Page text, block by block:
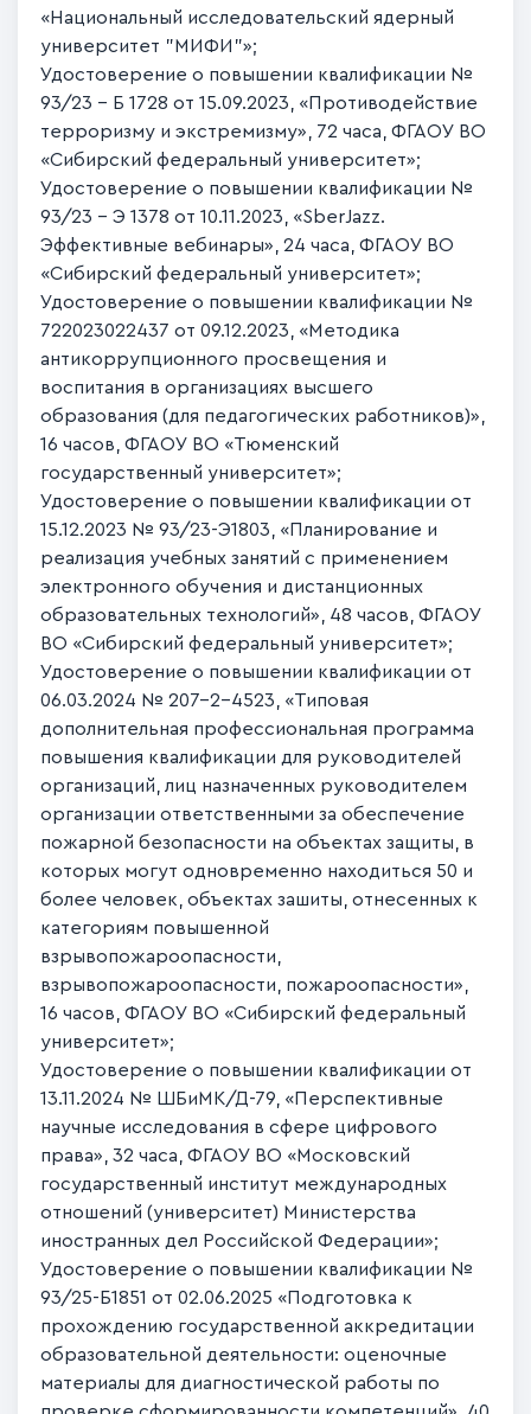
«Национальный исследовательский ядерный
университет "МИФИ"»;
Удостоверение о повышении квалификации №
93/23 - Б 1728 от 15.09.2023, «Противодействие
терроризму и экстремизму», 72 часа, ФГАОУ ВО
«Сибирский федеральный университет»;
Удостоверение о повышении квалификации №
93/23 - Э 1378 от 10.11.2023, «SberJazz.
Эффективные вебинары», 24 часа, ФГАОУ ВО
«Сибирский федеральный университет»;
Удостоверение о повышении квалификации №
722023022437 от 09.12.2023, «Методика
антикоррупционного просвещения и
воспитания в организациях высшего
образования (для педагогических работников)»,
16 часов, ФГАОУ ВО «Тюменский
государственный университет»;
Удостоверение о повышении квалификации от
15.12.2023 № 93/23-Э1803, «Планирование и
реализация учебных занятий с применением
электронного обучения и дистанционных
образовательных технологий», 48 часов, ФГАОУ
ВО «Сибирский федеральный университет»;
Удостоверение о повышении квалификации от
06.03.2024 № 207-2-4523, «Типовая
дополнительная профессиональная программа
повышения квалификации для руководителей
организаций, лиц назначенных руководителем
организации ответственными за обеспечение
пожарной безопасности на объектах защиты, в
которых могут одновременно находиться 50 и
более человек, объектах зашиты, отнесенных к
категориям повышенной
взрывопожароопасности,
взрывопожароопасности, пожароопасности»,
16 часов, ФГАОУ ВО «Сибирский федеральный
университет»;
Удостоверение о повышении квалификации от
13.11.2024 № ШБиМК/Д-79, «Перспективные
научные исследования в сфере цифрового
права», 32 часа, ФГАОУ ВО «Московский
государственный институт международных
отношений (университет) Министерства
иностранных дел Российской Федерации»;
Удостоверение о повышении квалификации №
93/25-Б1851 от 02.06.2025 «Подготовка к
прохождению государственной аккредитации
образовательной деятельности: оценочные
материалы для диагностической работы по